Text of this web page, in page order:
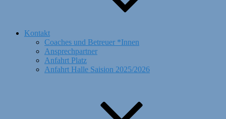
Kontakt
Coaches und Betreuer *Innen
Ansprechpartner
Anfahrt Platz
Anfahrt Halle Saision 2025/2026